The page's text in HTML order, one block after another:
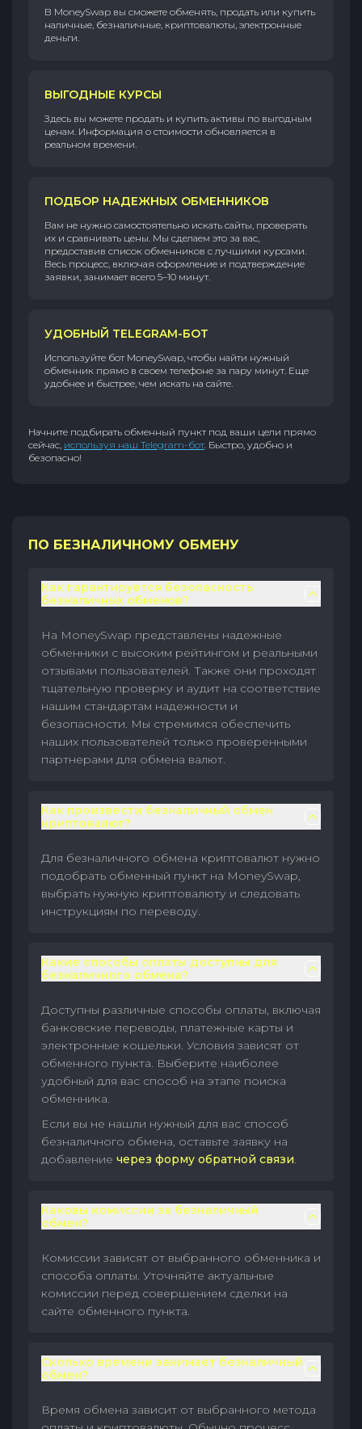
В MoneySwap вы сможете обменять, продать или купить
наличные, безналичные, криптовалюты, электронные
деньги.
ВЫГОДНЫЕ КУРСЫ
Здесь вы можете продать и купить активы по выгодным
ценам. Информация о стоимости обновляется в
реальном времени.
ПОДБОР НАДЕЖНЫХ ОБМЕННИКОВ
Вам не нужно самостоятельно искать сайты, проверять
их и сравнивать цены. Мы сделаем это за вас,
предоставив список обменников с лучшими курсами.
Весь процесс, включая оформление и подтверждение
заявки, занимает всего 5–10 минут.
УДОБНЫЙ TELEGRAM-БОТ
Используйте бот MoneySwap, чтобы найти нужный
обменник прямо в своем телефоне за пару минут. Еще
удобнее и быстрее, чем искать на сайте.
Начните подбирать обменный пункт под ваши цели прямо
сейчас, используя наш Telegram-бот. Быстро, удобно и
безопасно!
ПО БЕЗНАЛИЧНОМУ ОБМЕНУ
Как гарантируется безопасность
безналичных обменов?
На MoneySwap представлены надежные
обменники с высоким рейтингом и реальными
отзывами пользователей. Также они проходят
тщательную проверку и аудит на соответствие
нашим стандартам надежности и
безопасности. Мы стремимся обеспечить
наших пользователей только проверенными
партнерами для обмена валют.
Как произвести безналичный обмен
криптовалют?
Для безналичного обмена криптовалют нужно
подобрать обменный пункт на MoneySwap,
выбрать нужную криптовалюту и следовать
инструкциям по переводу.
Какие способы оплаты доступны для
безналичного обмена?
Доступны различные способы оплаты, включая
банковские переводы, платежные карты и
электронные кошельки. Условия зависят от
обменного пункта. Выберите наиболее
удобный для вас способ на этапе поиска
обменника.
Если вы не нашли нужный для вас способ
безналичного обмена, оставьте заявку на
добавление через форму обратной связи.
Каковы комиссии за безналичный
обмен?
Комиссии зависят от выбранного обменника и
способа оплаты. Уточняйте актуальные
комиссии перед совершением сделки на
сайте обменного пункта.
Сколько времени занимает безналичный
обмен?
Время обмена зависит от выбранного метода